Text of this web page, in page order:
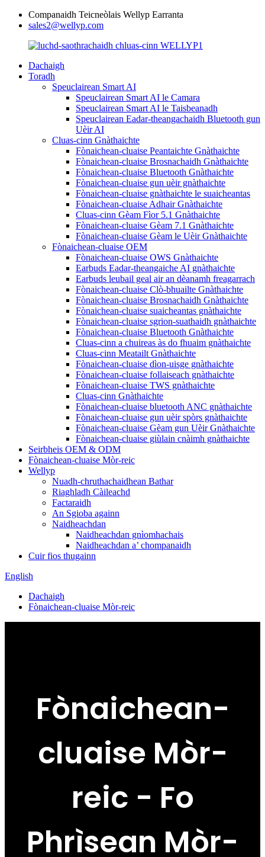
Companaidh Teicneòlais Wellyp Earranta
sales2@wellyp.com
Dachaigh
Toradh
Speuclairean Smart AI
Speuclairean Smart AI le Camara
Speuclairean Smart AI le Taisbeanadh
Speuclairean Eadar-theangachaidh Bluetooth gun
Uèir AI
Cluas-cinn Gnàthaichte
Fònaichean-cluaise Peantaichte Gnàthaichte
Fònaichean-cluaise Brosnachaidh Gnàthaichte
Fònaichean-cluaise Bluetooth Gnàthaichte
Fònaichean-cluaise gun uèir gnàthaichte
Fònaichean-cluaise gnàthaichte le suaicheantas
Fònaichean-cluaise Adhair Gnàthaichte
Cluas-cinn Gèam Fìor 5.1 Gnàthaichte
Fònaichean-cluaise Gèam 7.1 Gnàthaichte
Fònaichean-cluaise Gèam le Uèir Gnàthaichte
Fònaichean-cluaise OEM
Fònaichean-cluaise OWS Gnàthaichte
Earbuds Eadar-theangaiche AI ​​gnàthaichte
Earbuds leubail geal air an dèanamh freagarrach
Fònaichean-cluaise Clò-bhuailte Gnàthaichte
Fònaichean-cluaise Brosnachaidh Gnàthaichte
Fònaichean-cluaise suaicheantas gnàthaichte
Fònaichean-cluaise sgrion-suathaidh gnàthaichte
Fònaichean-cluaise Bluetooth Gnàthaichte
Cluas-cinn a chuireas às do fhuaim gnàthaichte
Cluas-cinn Meatailt Gnàthaichte
Fònaichean-cluaise dìon-uisge gnàthaichte
Fònaichean-cluaise follaiseach gnàthaichte
Fònaichean-cluaise TWS gnàthaichte
Cluas-cinn Gnàthaichte
Fònaichean-cluaise bluetooth ANC gnàthaichte
Fònaichean-cluaise gun uèir spòrs gnàthaichte
Fònaichean-cluaise Gèam gun Uèir Gnàthaichte
Fònaichean-cluaise giùlain cnàimh gnàthaichte
Seirbheis OEM & ODM
Fònaichean-cluaise Mòr-reic
Wellyp
Nuadh-chruthachaidhean Bathar
Riaghladh Càileachd
Factaraidh
An Sgioba againn
Naidheachdan
Naidheachdan gnìomhachais
Naidheachdan a’ chompanaidh
Cuir fios thugainn
English
Dachaigh
Fònaichean-cluaise Mòr-reic
Fònaichean-
cluaise Mòr-
reic - Fo
Phrìsean Mòr-